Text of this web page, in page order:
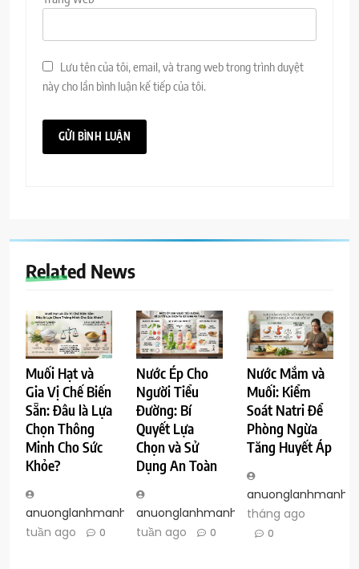
Lưu tên của tôi, email, và trang web trong trình duyệt
này cho lần bình luận kế tiếp của tôi.
Related News
Muối Hạt và
Gia Vị Chế Biến
Sẵn: Đâu là Lựa
Chọn Thông
Minh Cho Sức
Khỏe?
anuonglanhmanh
2
tuần ago
0
Nước Ép Cho
Người Tiểu
Đường: Bí
Quyết Lựa
Chọn và Sử
Dụng An Toàn
anuonglanhmanh
4
tuần ago
0
Nước Mắm và
Muối: Kiểm
Soát Natri Để
Phòng Ngừa
Tăng Huyết Áp
anuonglanhmanh
tháng ago
0